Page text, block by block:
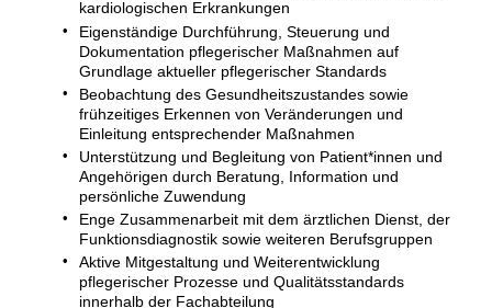
kardiologischen Erkrankungen
Eigenständige Durchführung, Steuerung und
Dokumentation pflegerischer Maßnahmen auf
Grundlage aktueller pflegerischer Standards
Beobachtung des Gesundheitszustandes sowie
frühzeitiges Erkennen von Veränderungen und
Einleitung entsprechender Maßnahmen
Unterstützung und Begleitung von Patient*innen und
Angehörigen durch Beratung, Information und
persönliche Zuwendung
Enge Zusammenarbeit mit dem ärztlichen Dienst, der
Funktionsdiagnostik sowie weiteren Berufsgruppen
Aktive Mitgestaltung und Weiterentwicklung
pflegerischer Prozesse und Qualitätsstandards
innerhalb der Fachabteilung